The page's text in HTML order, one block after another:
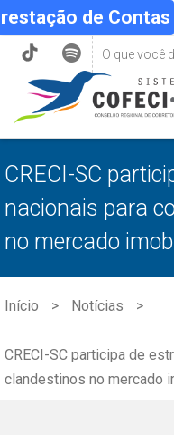
de Contas
CRECI-SC
nacionais para
no mercado
Início Notícias
CRECI-SC participa de
clandestinos no mercado